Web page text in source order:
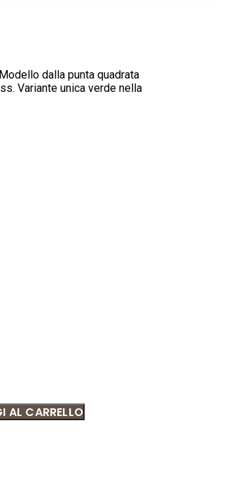
dalla punta quadrata
Variante unica verde nella
AL CARRELLO